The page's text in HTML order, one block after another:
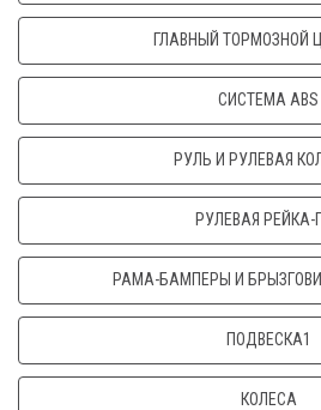
ГЛАВНЫЙ ТОРМОЗНОЙ
СИСТЕМА ABS
РУЛЬ И РУЛЕВАЯ
РУЛЕВАЯ РЕЙКА-
РАМА-БАМПЕРЫ И
ПОДВЕСКА1
КОЛЕСА